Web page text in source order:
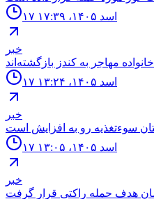
۱۷ اسد ۱۴۰۵، ۱۷:۳۹
خبر
۱۷ اسد ۱۴۰۵، ۱۳:۲۴
خبر
۱۷ اسد ۱۴۰۵، ۱۳:۰۵
خبر